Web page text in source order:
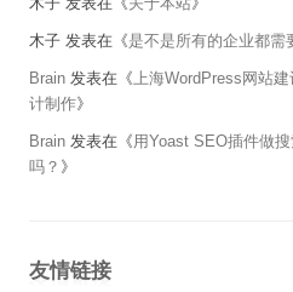
木子 发表在《是不是所有的企业都需
Brain 发表在《上海WordPress网站
计制作》
Brain 发表在《用Yoast SEO插件做
吗？ 》
友情链接